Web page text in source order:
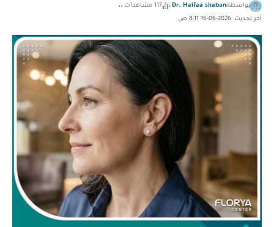
آخر تحديث: 2026-06-16 8:11 ص
بواسطةDr. Haifaa shaban 117 مشاهدات